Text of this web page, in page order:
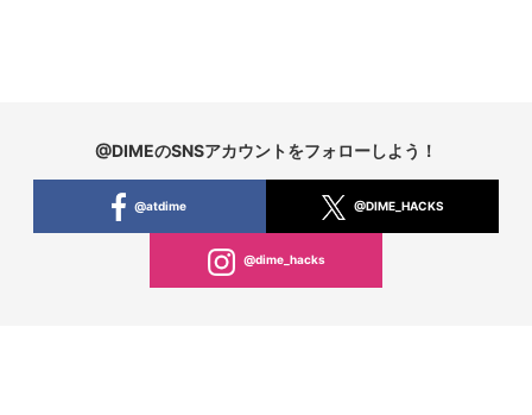
@DIMEのSNSアカウントをフォローしよう！
@atdime @DIME_HACKS
@dime_hacks